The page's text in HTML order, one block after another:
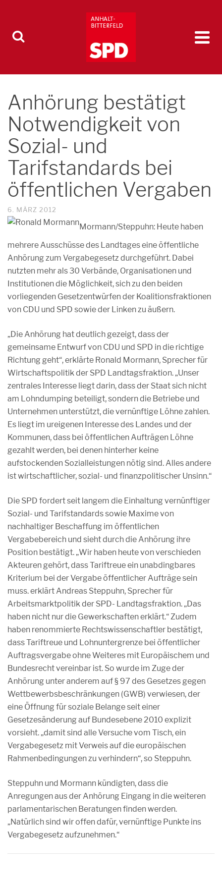
Anhörung bestätigt
Notwendigkeit von
Sozial- und
Tarifstandards bei
öffentlichen Vergaben
6. MÄRZ 2012
Mormann/Steppuhn: Heute haben
mehrere Ausschüsse des Landtages eine öffentliche
Anhörung zum Vergabegesetz durchgeführt. Dabei
nutzten mehr als 30 Verbände, Organisationen und
Institutionen die Möglichkeit, sich zu den beiden
vorliegenden Gesetzentwürfen der Koalitionsfraktionen
von CDU und SPD sowie der Linken zu äußern.
„Die Anhörung hat deutlich gezeigt, dass der
gemeinsame Entwurf von CDU und SPD in die richtige
Richtung geht“, erklärte Ronald Mormann, Sprecher für
Wirtschaftspolitik der SPD Landtagsfraktion. „Unser
zentrales Interesse liegt darin, dass der Staat sich nicht
am Lohndumping beteiligt, sondern die Betriebe und
Unternehmen unterstützt, die vernünftige Löhne zahlen.
Es liegt im ureigenen Interesse des Landes und der
Kommunen, dass bei öffentlichen Aufträgen Löhne
gezahlt werden, bei denen hinterher keine
aufstockenden Sozialleistungen nötig sind. Alles andere
ist wirtschaftlicher, sozial- und finanzpolitischer Unsinn.“
Die SPD fordert seit langem die Einhaltung vernünftiger
Sozial- und Tarifstandards sowie Maxime von
nachhaltiger Beschaffung im öffentlichen
Vergabebereich und sieht durch die Anhörung ihre
Position bestätigt. „Wir haben heute von verschieden
Akteuren gehört, dass Tariftreue ein unabdingbares
Kriterium bei der Vergabe öffentlicher Aufträge sein
muss. erklärt Andreas Steppuhn, Sprecher für
Arbeitsmarktpolitik der SPD- Landtagsfraktion. „Das
haben nicht nur die Gewerkschaften erklärt.“ Zudem
haben renommierte Rechtswissenschaftler bestätigt,
dass Tariftreue und Lohnuntergrenze bei öffentlicher
Auftragsvergabe ohne Weiteres mit Europäischem und
Bundesrecht vereinbar ist. So wurde im Zuge der
Anhörung unter anderem auf § 97 des Gesetzes gegen
Wettbewerbsbeschränkungen (GWB) verwiesen, der
eine Öffnung für soziale Belange seit einer
Gesetzesänderung auf Bundesebene 2010 explizit
vorsieht. „damit sind alle Versuche vom Tisch, ein
Vergabegesetz mit Verweis auf die europäischen
Rahmenbedingungen zu verhindern“, so Steppuhn.
Steppuhn und Mormann kündigten, dass die
Anregungen aus der Anhörung Eingang in die weiteren
parlamentarischen Beratungen finden werden.
„Natürlich sind wir offen dafür, vernünftige Punkte ins
Vergabegesetz aufzunehmen.“